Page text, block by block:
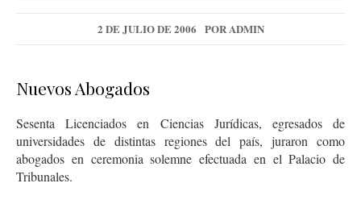
2 DE JULIO DE 2006 POR ADMIN
Nuevos Abogados
Sesenta Licenciados en Ciencias Jurídicas, egresados de
universidades de distintas regiones del país, juraron como
abogados en ceremonia solemne efectuada en el Palacio de
Tribunales.